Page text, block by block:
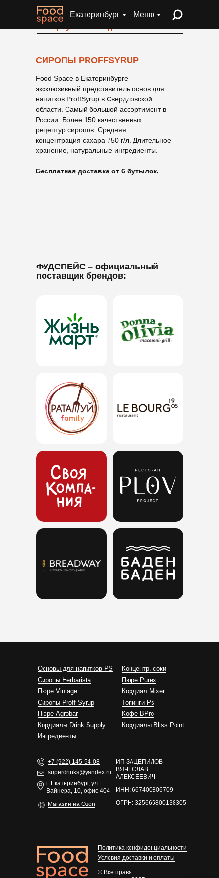
Меню
Екатеринбург
Food Space в Екатеринбурге –
эксклюзивный представитель основ для
напитков ProffSyrup в Свердловской
области. Самый большой ассортимент в
России. Более 150 качественных
рецептур сиропов. Средняя
концентрация сахара 750 г/л. Длительное
хранение, натуральные ингредиенты.
Бесплатная доставка от 6 бутылок.
СИРОПЫ PROFFSYRUP
ФУДСПЕЙС – официальный
поставщик брендов:
© Все права
ИП ЗАЦЕПИЛОВ
ВЯЧЕСЛАВ
АЛЕКСЕЕВИЧ
ИНН: 667400806709
ОГРН: 325665800138305
Основы для напитков PS
Сиропы Herbarista
Пюре Vintage
Cиропы Proff Syrup
Пюре Agrobar
Кордиалы Drink Supply
Ингредиенты
Политика конфиденциальности
Условия доставки и оплаты
superdrinks@yandex.ru
+7 (922) 145-54-08
г. Екатеринбург, ул.
Вайнера, 10, офис 404
Магазин на Ozon
Концентр. соки
Пюре Purex
Кордиал Mixer
Топинги Ps
Кофе BPro
Кордиалы Bliss Point